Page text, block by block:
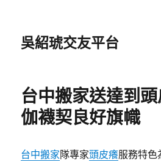
吳紹琥交友平台
台中搬家送達到
伽襪契良好旗幟
台中搬家隊專家頭皮癢服務特色